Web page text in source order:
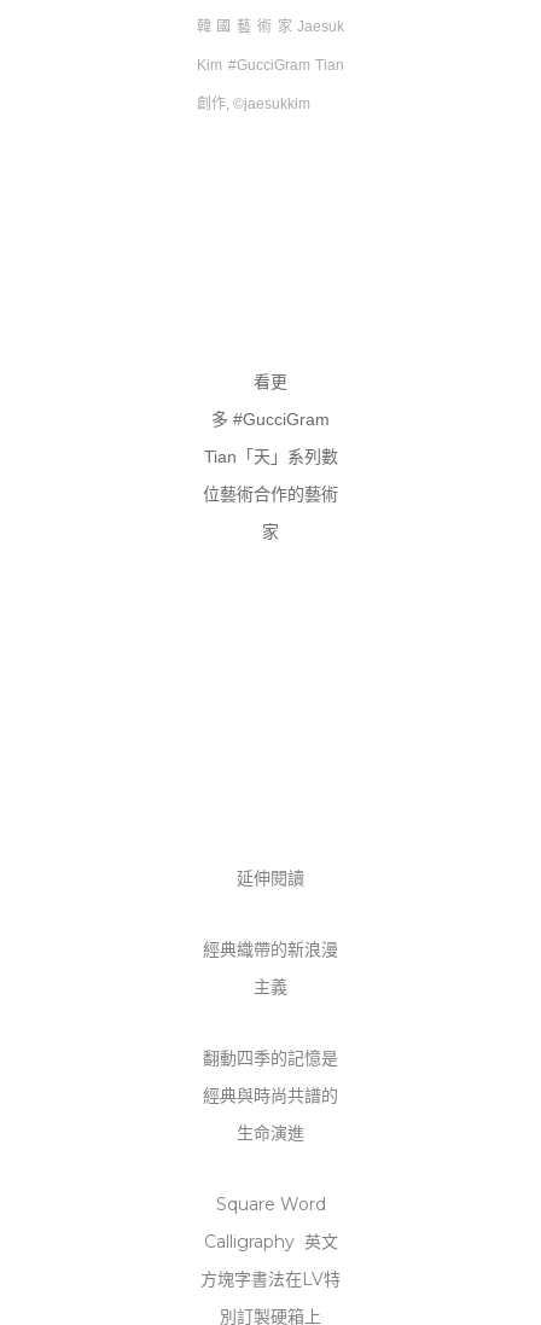
韓國藝術家Jaesuk
Kim #GucciGram Tian
創作, ©jaesukkim
看更
多 #GucciGram
Tian 「天」系列數
位藝術合作的藝術
家
延伸閱讀
經典織帶的新浪漫
主義
翻動四季的記憶是
經典與時尚共譜的
生命演進
Square Word
Calligraphy 英文
方塊字書法在LV特
別訂製硬箱上